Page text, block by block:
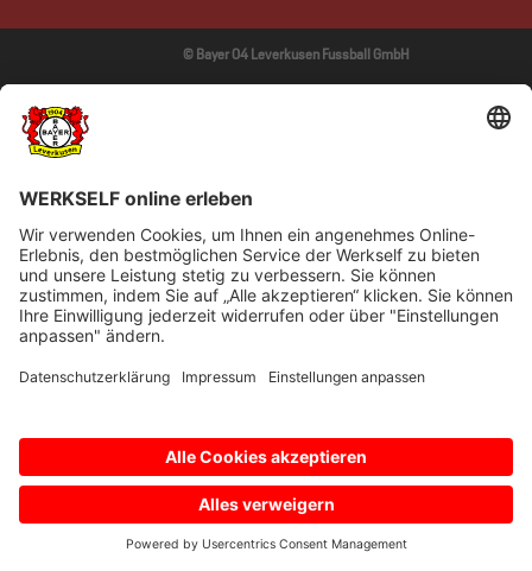
© Bayer 04 Leverkusen Fussball GmbH